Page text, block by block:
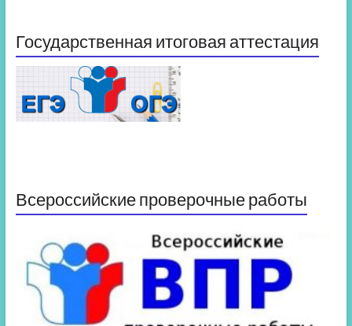
Государственная итоговая аттестация
Всероссийские проверочные работы